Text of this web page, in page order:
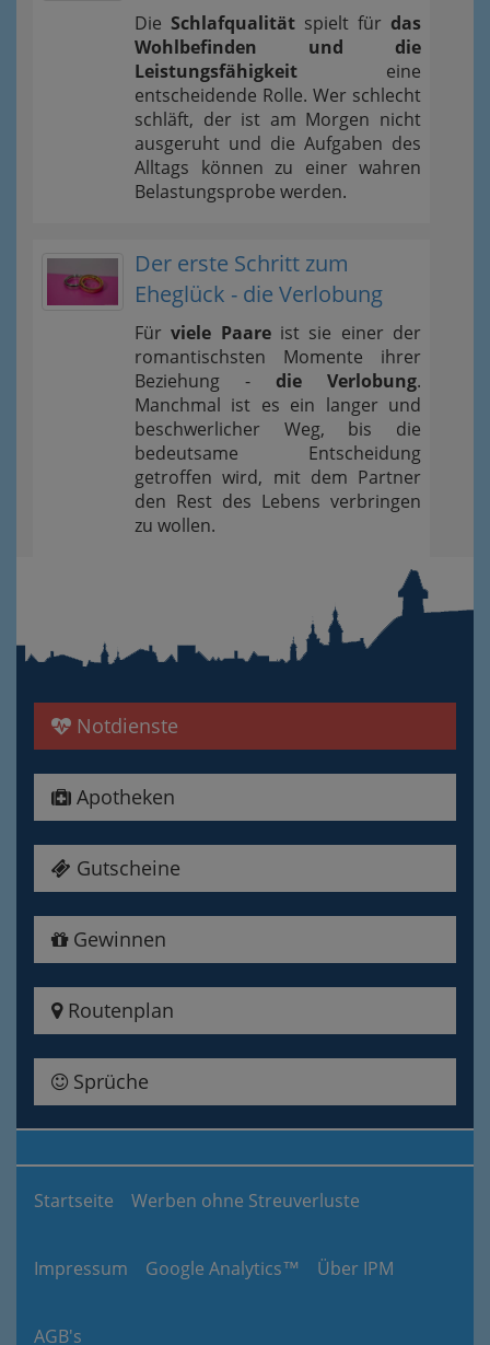
Die Schlafqualität spielt für das
Wohlbefinden und die
Leistungsfähigkeit eine
entscheidende Rolle. Wer schlecht
schläft, der ist am Morgen nicht
ausgeruht und die Aufgaben des
Alltags können zu einer wahren
Belastungsprobe werden.
Der erste Schritt zum
Eheglück - die Verlobung
Fürviele Paareist sie einer der
romantischsten Momente ihrer
Beziehung - die Verlobung.
Manchmal ist es ein langer und
beschwerlicher Weg, bis die
bedeutsame Entscheidung
getroffen wird, mit dem Partner
den Rest des Lebens verbringen
zu wollen.
Notdienste
Apotheken
Gutscheine
Gewinnen
Routenplan
Sprüche
Startseite Werben ohne Streuverluste
Impressum Google Analytics™ Über IPM
AGB's